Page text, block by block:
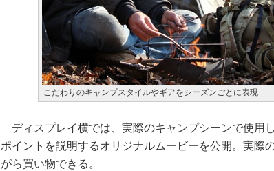
こだわりのキャンプスタイルやギアをシーズンごとに表現
ディスプレイ横では、実際のキャンプシーンで使用
ポイントを説明するオリジナルムービーを公開。実際
がら買い物できる。